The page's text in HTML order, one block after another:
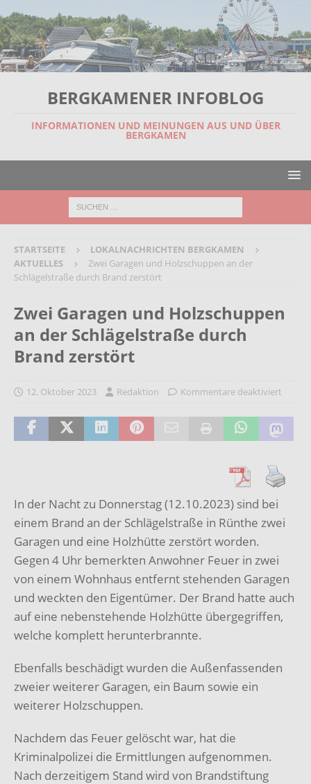
BERGKAMENER INFOBLOG
INFORMATIONEN UND MEINUNGEN AUS UND ÜBER
BERGKAMEN
STARTSEITE
LOKALNACHRICHTEN BERGKAMEN
AKTUELLES
Zwei Garagen und Holzschuppen an der
Schlägelstraße durch Brand zerstört
Zwei Garagen und Holzschuppen
an der Schlägelstraße durch
Brand zerstört
12. Oktober 2023 Redaktion Kommentare deaktiviert
In der Nacht zu Donnerstag (12.10.2023) sind bei
einem Brand an der Schlägelstraße in Rünthe zwei
Garagen und eine Holzhütte zerstört worden.
Gegen 4 Uhr bemerkten Anwohner Feuer in zwei
von einem Wohnhaus entfernt stehenden Garagen
und weckten den Eigentümer. Der Brand hatte auch
auf eine nebenstehende Holzhütte übergegriffen,
welche komplett herunterbrannte.
Ebenfalls beschädigt wurden die Außenfassenden
zweier weiterer Garagen, ein Baum sowie ein
weiterer Holzschuppen.
Nachdem das Feuer gelöscht war, hat die
Kriminalpolizei die Ermittlungen aufgenommen.
Nach derzeitigem Stand wird von Brandstiftung